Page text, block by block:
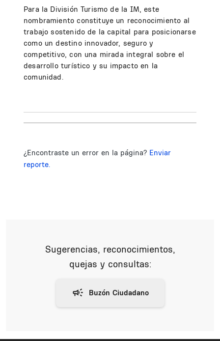
Para la División Turismo de la IM, este
nombramiento constituye un reconocimiento al
trabajo sostenido de la capital para posicionarse
como un destino innovador, seguro y
competitivo, con una mirada integral sobre el
desarrollo turístico y su impacto en la
comunidad.
¿Encontraste un error en la página? Enviar
reporte.
Sugerencias, reconocimientos,
quejas y consultas: